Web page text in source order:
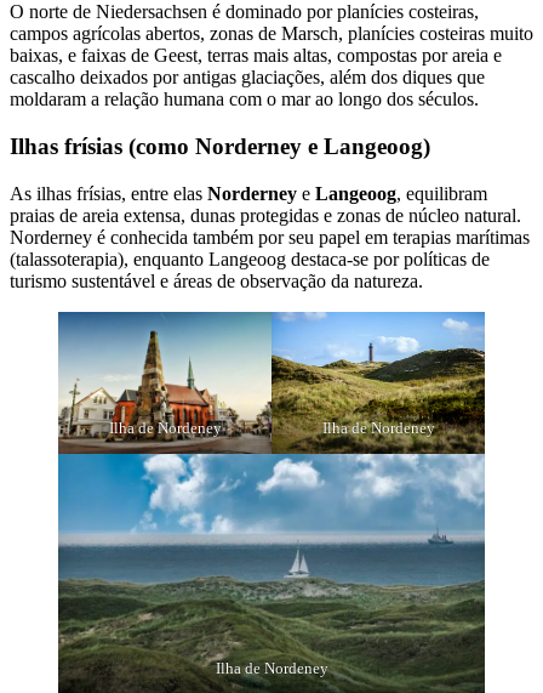
O norte de Niedersachsen é dominado por planícies costeiras,
campos agrícolas abertos, zonas de Marsch, planícies costeiras muito
baixas, e faixas de Geest, terras mais altas, compostas por areia e
cascalho deixados por antigas glaciações, além dos diques que
moldaram a relação humana com o mar ao longo dos séculos.
Ilhas frísias (como Norderney e Langeoog)
As ilhas frísias, entre elas Norderney e Langeoog, equilibram
praias de areia extensa, dunas protegidas e zonas de núcleo natural.
Norderney é conhecida também por seu papel em terapias marítimas
(talassoterapia), enquanto Langeoog destaca-se por políticas de
turismo sustentável e áreas de observação da natureza.
Ilha de Nordeney Ilha de Nordeney
Ilha de Nordeney